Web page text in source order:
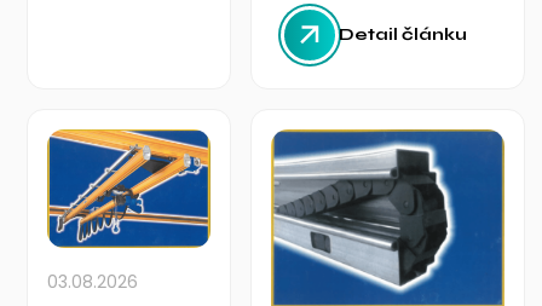
Detail článku
03.08.2026